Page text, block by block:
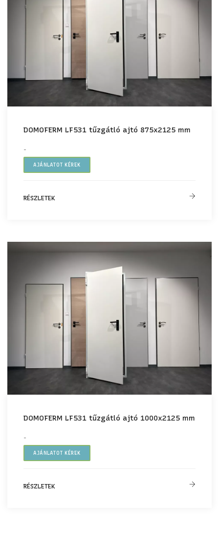
DOMOFERM LF531 tűzgátló ajtó 875x2125 mm
-
AJÁNLATOT KÉREK
RÉSZLETEK
DOMOFERM LF531 tűzgátló ajtó 1000x2125 mm
-
AJÁNLATOT KÉREK
RÉSZLETEK